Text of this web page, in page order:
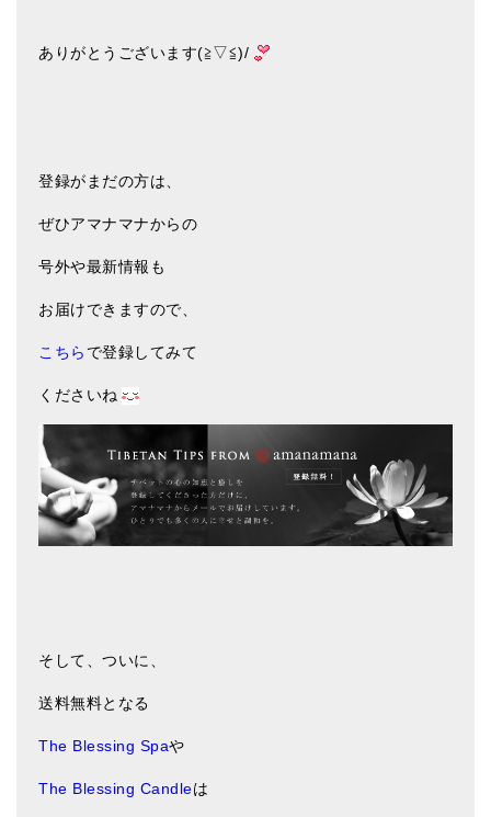
ありがとうございます(≧▽≦)/
登録がまだの方は、
ぜひアマナマナからの
号外や最新情報も
お届けできますので、
こちら で登録してみて
くださいね
そして、ついに、
送料無料となる
The Blessing Spaや
The Blessing Candleは